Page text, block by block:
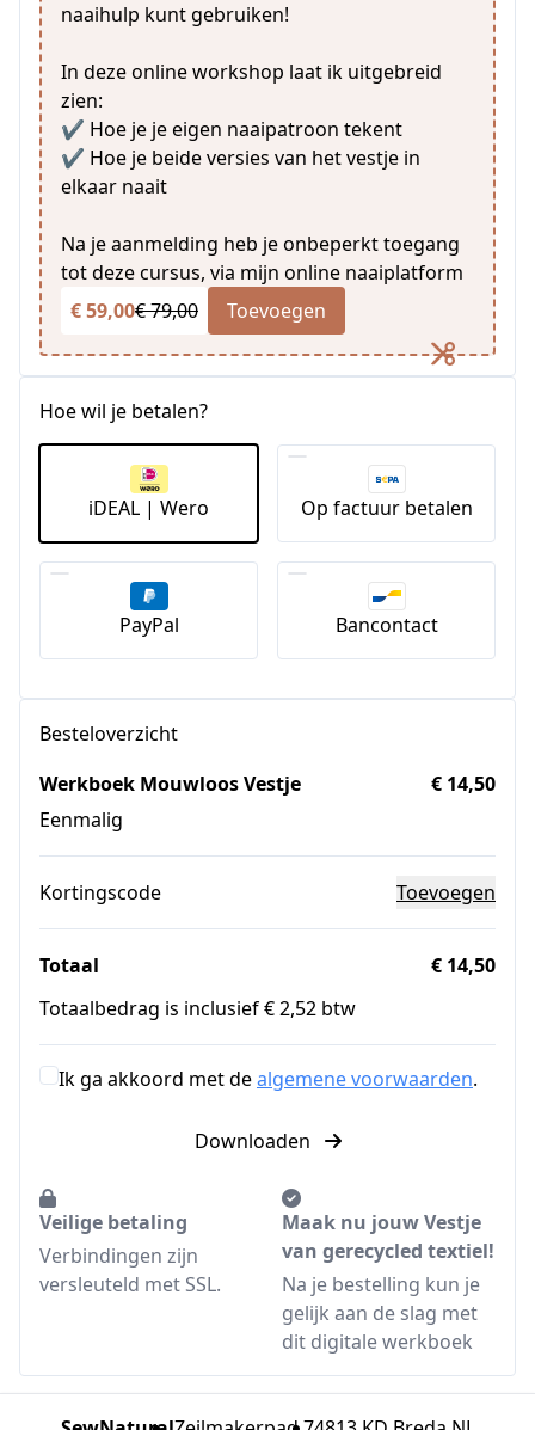
naaihulp kunt gebruiken!
In deze online workshop laat ik uitgebreid
zien:
✔️ Hoe je je eigen naaipatroon tekent
✔️ Hoe je beide versies van het vestje in
elkaar naait
Na je aanmelding heb je onbeperkt toegang
tot deze cursus, via mijn online naaiplatform
€ 59,00€ 79,00 Toevoegen
Hoe wil je betalen?
iDEAL | Wero Op factuur betalen
PayPal Bancontact
Besteloverzicht
Werkboek Mouwloos Vestje
Eenmalig
€ 14,50
Kortingscode Toevoegen
Totaal
€ 14,50
Totaalbedrag is inclusief € 2,52 btw
Ik ga akkoord met dealgemene voorwaarden.
Downloaden
Veilige betaling
Verbindingen zijn
versleuteld met SSL.
Maak nu jouw Vestje
van gerecycled textiel!
Na je bestelling kun je
gelijk aan de slag met
dit digitale werkboek